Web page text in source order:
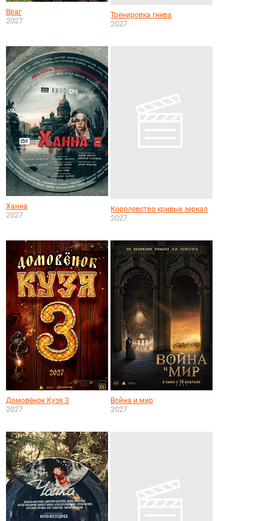
Враг
2027
Тренировка гнева
2027
Ханна
2027
Королевство кривых зеркал
2027
Домовёнок Кузя 3
2027
Война и мир
2027